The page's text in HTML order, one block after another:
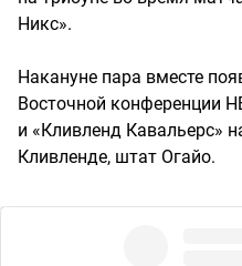
Никс».
Накануне пара вместе
Восточной конференции
и «Кливленд Кавальерс»
Кливленде, штат Огайо.